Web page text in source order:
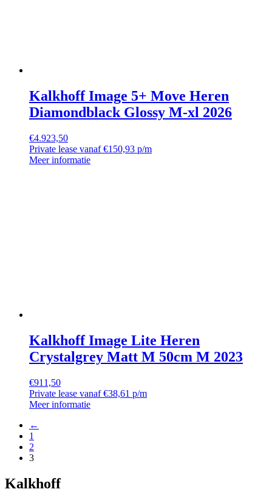
Kalkhoff Image 5+ Move Heren
Diamondblack Glossy M-xl 2026
€4.923,50
Private lease vanaf €150,93 p/m
Meer informatie
Kalkhoff Image Lite Heren
Crystalgrey Matt M 50cm M 2023
€911,50
Private lease vanaf €38,61 p/m
Meer informatie
←
1
2
3
Kalkhoff